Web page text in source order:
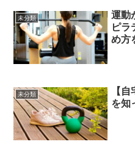
未分類
運動
ピラ
め方
未分類
【
を知